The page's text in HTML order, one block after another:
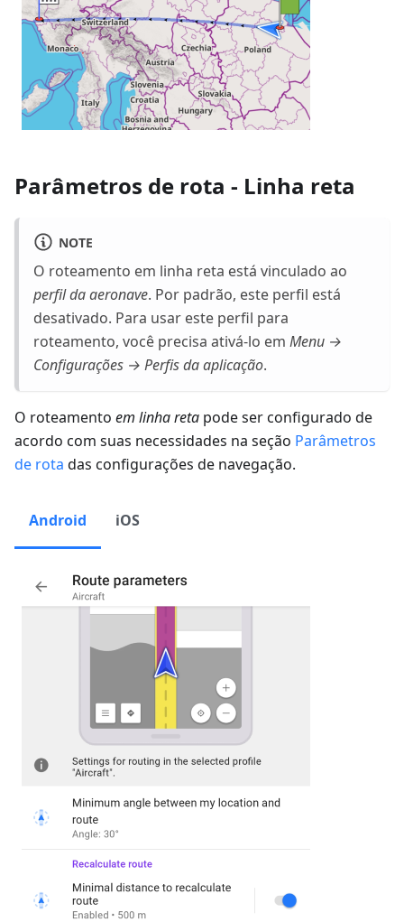
Parâmetros de rota - Linha reta
NOTE
O roteamento em linha reta está vinculado ao
perfil da aeronave. Por padrão, este perfil está
desativado. Para usar este perfil para
roteamento, você precisa ativá-lo em Menu →
Configurações → Perfis da aplicação.
O roteamento em linha reta pode ser configurado de
acordo com suas necessidades na seção Parâmetros
de rota das configurações de navegação.
Android iOS